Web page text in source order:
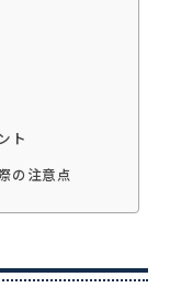
ト
の注意点